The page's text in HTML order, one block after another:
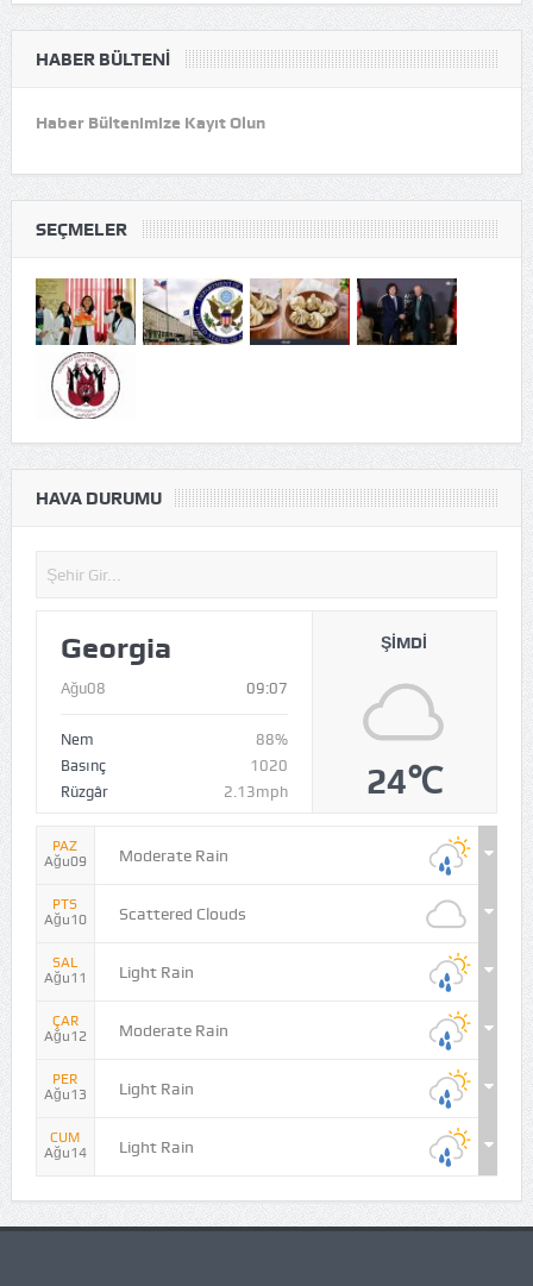
HABER BÜLTENI
Haber Bültenimize Kayıt Olun
SEÇMELER
HAVA DURUMU
Georgia
Ağu08 09:07
Nem
88%
Basınç
1020
Rüzgâr
2.13mph
ŞIMDI
24℃
PAZ
Ağu09
Moderate Rain
PTS
Ağu10
Scattered Clouds
SAL
Ağu11
Light Rain
ÇAR
Ağu12
Moderate Rain
PER
Ağu13
Light Rain
CUM
Ağu14
Light Rain